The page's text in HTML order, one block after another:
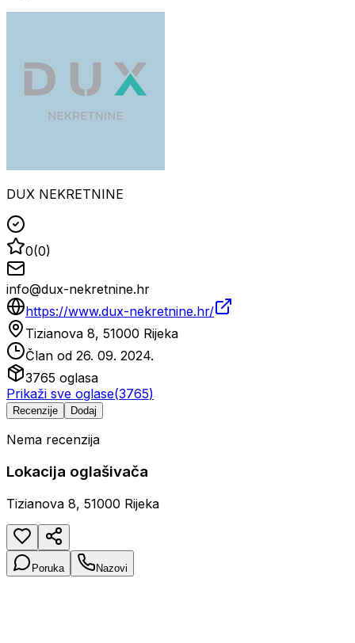
DUX NEKRETNINE
0(0)
info@dux-nekretnine.hr
https://www.dux-nekretnine.hr/
Tizianova 8, 51000 Rijeka
Član od 26. 09. 2024.
3765 oglasa
Prikaži sve oglase(3765)
Recenzije Dodaj
Nema recenzija
Lokacija oglašivača
Tizianova 8, 51000 Rijeka
Poruka Nazovi